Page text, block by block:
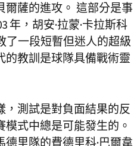
爾薩的進攻。 這部分是事
年，胡安·拉蒙·卡拉斯科
了一段短暫但迷人的超級
的教訓是球隊具備戰術靈
，測試是對負面結果的反
式中總是可能發生的。
里隊的費德里科·巴爾韋